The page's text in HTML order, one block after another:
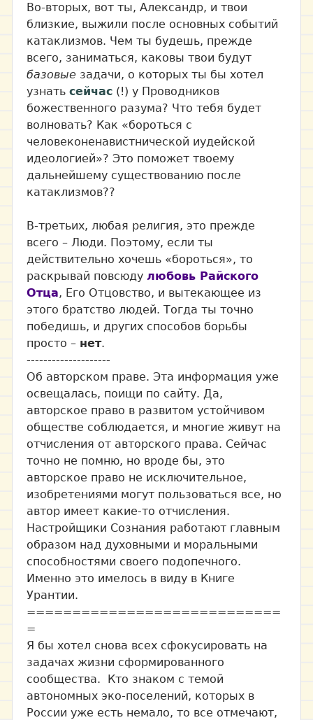
Во-вторых, вот ты, Александр, и твои
близкие, выжили после основных событий
катаклизмов. Чем ты будешь, прежде
всего, заниматься, каковы твои будут
базовые задачи, о которых ты бы хотел
узнать сейчас (!) у Проводников
божественного разума? Что тебя будет
волновать? Как «бороться с
человеконенавистнической иудейской
идеологией»? Это поможет твоему
дальнейшему существованию после
катаклизмов??
В-третьих, любая религия, это прежде
всего – Люди. Поэтому, если ты
действительно хочешь «бороться», то
раскрывай повсюду любовь Райского
Отца, Его Отцовство, и вытекающее из
этого братство людей. Тогда ты точно
победишь, и других способов борьбы
просто – нет.
--------------------
Об авторском праве. Эта информация уже
освещалась, поищи по сайту. Да,
авторское право в развитом устойчивом
обществе соблюдается, и многие живут на
отчисления от авторского права. Сейчас
точно не помню, но вроде бы, это
авторское право не исключительное,
изобретениями могут пользоваться все, но
автор имеет какие-то отчисления.
Настройщики Сознания работают главным
образом над духовными и моральными
способностями своего подопечного.
Именно это имелось в виду в Книге
Урантии.
============================
=
Я бы хотел снова всех сфокусировать на
задачах жизни сформированного
сообщества. Кто знаком с темой
автономных эко-поселений, которых в
России уже есть немало, то все отмечают,